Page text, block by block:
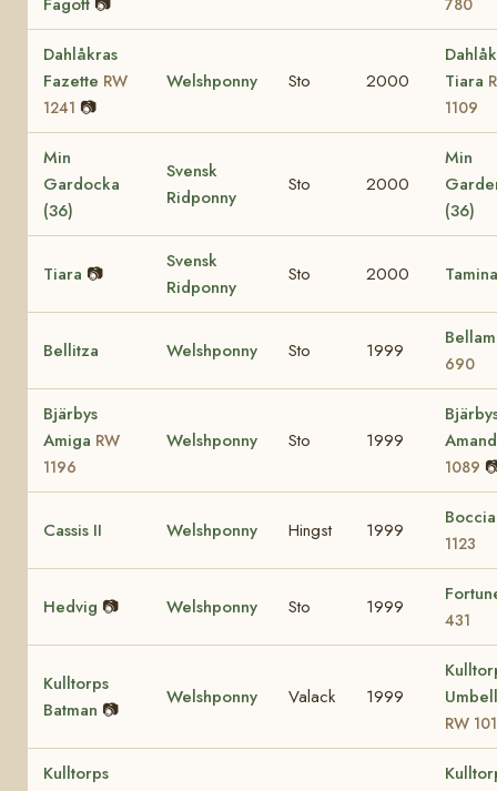
Dahlåkras
Fazette RW
1241 📷
Welshponny Sto 2000
Tiara
1109
Min
Gardocka
(36)
Svensk
Ridponny
Sto 2000
Min
(36)
Tiara 📷
Svensk
Ridponny
Sto 2000 Tamina
Bellitza Welshponny Sto 1999
690
Bjärbys
Amiga RW
1196
Welshponny Sto 1999
1089
Cassis II Welshponny Hingst 1999
1123
Hedvig 📷 Welshponny Sto 1999
431
Kulltorps
Batman 📷
Welshponny Valack 1999
RW
Kulltorps